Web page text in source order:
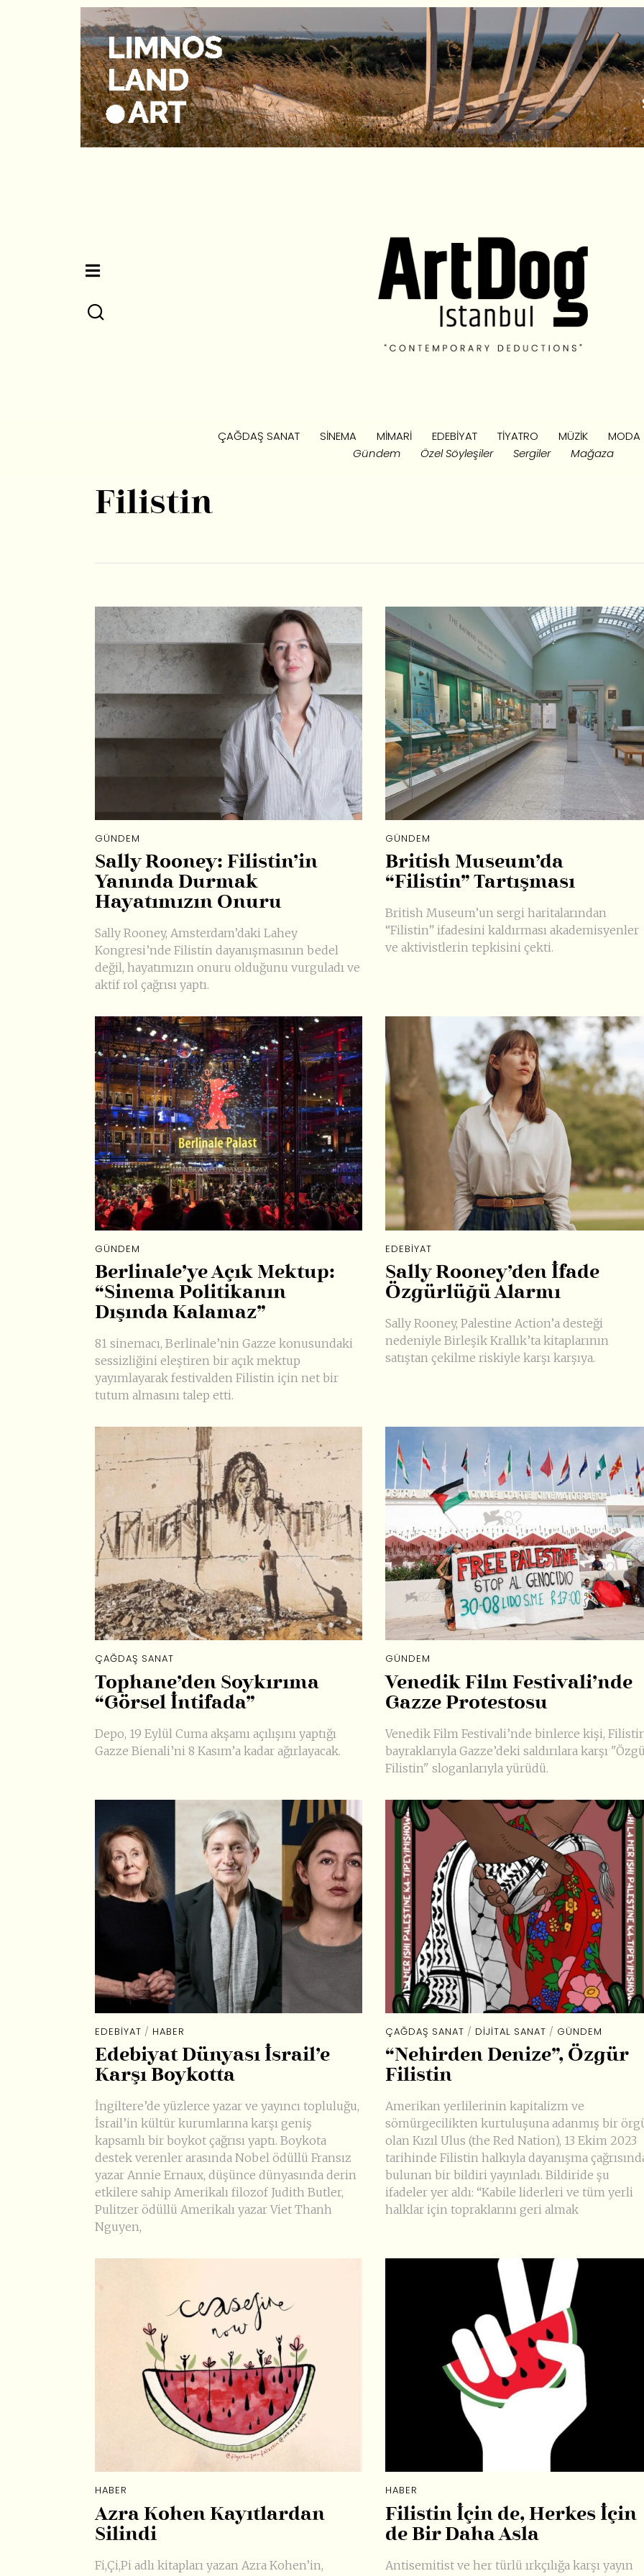
ÇAĞDAŞ SANAT SINEMA MIMARI EDEBIYAT TIYATRO MÜZIK
MODA
Gündem
Özel Söyleşiler Sergiler Mağaza
Filistin
GÜNDEM
Sally Rooney: Filistin’in
Yanında Durmak
Hayatımızın Onuru
Sally Rooney, Amsterdam’daki Lahey
Kongresi’nde Filistin dayanışmasının bedel
değil, hayatımızın onuru olduğunu vurguladı ve
aktif rol çağrısı yaptı.
GÜNDEM
British Museum’da
“Filistin” Tartışması
British Museum’un sergi haritalarından
“Filistin” ifadesini kaldırması akademisyenler
ve aktivistlerin tepkisini çekti.
GÜNDEM
Berlinale’ye Açık Mektup:
“Sinema Politikanın
Dışında Kalamaz”
81 sinemacı, Berlinale’nin Gazze konusundaki
sessizliğini eleştiren bir açık mektup
yayımlayarak festivalden Filistin için net bir
tutum almasını talep etti.
EDEBIYAT
Sally Rooney’den İfade
Özgürlüğü Alarmı
Sally Rooney, Palestine Action’a desteği
nedeniyle Birleşik Krallık’ta kitaplarının
satıştan çekilme riskiyle karşı karşıya.
ÇAĞDAŞ SANAT
Tophane’den Soykırıma
“Görsel İntifada”
Depo, 19 Eylül Cuma akşamı açılışını yaptığı
Gazze Bienali’ni 8 Kasım’a kadar ağırlayacak.
GÜNDEM
Venedik Film Festivali’nde
Gazze Protestosu
Venedik Film Festivali’nde binlerce kişi,
bayraklarıyla Gazze’deki saldırılara karşı
Filistin" sloganlarıyla yürüdü.
EDEBIYAT / HABER
Edebiyat Dünyası İsrail’e
Karşı Boykotta
İngiltere’de yüzlerce yazar ve yayıncı topluluğu,
İsrail’in kültür kurumlarına karşı geniş
kapsamlı bir boykot çağrısı yaptı. Boykota
destek verenler arasında Nobel ödüllü Fransız
yazar Annie Ernaux, düşünce dünyasında derin
etkilere sahip Amerikalı filozof Judith Butler,
Pulitzer ödüllü Amerikalı yazar Viet Thanh
Nguyen,
ÇAĞDAŞ SANAT / DIJITAL SANAT / GÜNDEM
“Nehirden Denize”, Özgür
Filistin
Amerikan yerlilerinin kapitalizm ve
sömürgecilikten kurtuluşuna adanmış bir
olan Kızıl Ulus (the Red Nation), 13 Ekim 2023
tarihinde Filistin halkıyla dayanışma
bulunan bir bildiri yayınladı. Bildiride şu
ifadeler yer aldı: “Kabile liderleri ve tüm yerli
halklar için topraklarını geri almak
HABER
Azra Kohen Kayıtlardan
Silindi
Fi,Çi,Pi adlı kitapları yazan Azra Kohen’in,
HABER
Filistin İçin de, Herkes İçin
de Bir Daha Asla
Antisemitist ve her türlü ırkçılığa karşı yayın